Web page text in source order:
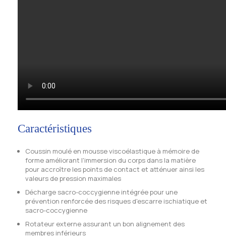
Caractéristiques
Coussin moulé en mousse viscoélastique à mémoire de
forme améliorant l'immersion du corps dans la matière
pour accroître les points de contact et atténuer ainsi les
valeurs de pression maximales
Décharge sacro-coccygienne intégrée pour une
prévention renforcée des risques d'escarre ischiatique et
sacro-coccygienne
Rotateur externe assurant un bon alignement des
membres inférieurs